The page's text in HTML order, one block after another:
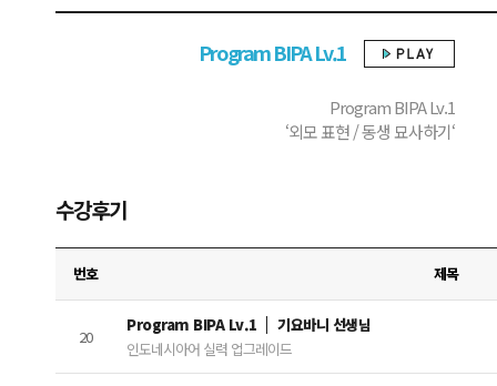
Program BIPA Lv.1
Program BIPA Lv.1
‘외모 표현 / 동생 묘사하기‘
수강후기
번호 제목
20
Program BIPA Lv.1
기요바니 선생님
인도네시아어 실력 업그레이드